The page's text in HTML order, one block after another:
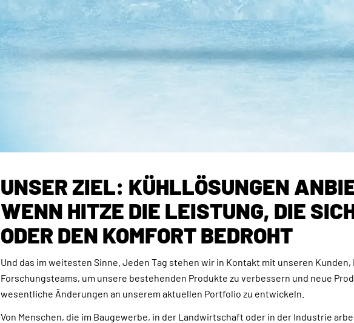
UNSER ZIEL: KÜHLLÖSUNGEN
WENN HITZE DIE LEISTUNG, DIE
ODER DEN KOMFORT BEDROHT
Und das im weitesten Sinne. Jeden Tag stehen wir in Kontakt mit unseren Kunden,
Forschungsteams, um unsere bestehenden Produkte zu verbessern und neue
wesentliche Änderungen an unserem aktuellen Portfolio zu entwickeln.
Von Menschen, die im Baugewerbe, in der Landwirtschaft oder in der Industrie